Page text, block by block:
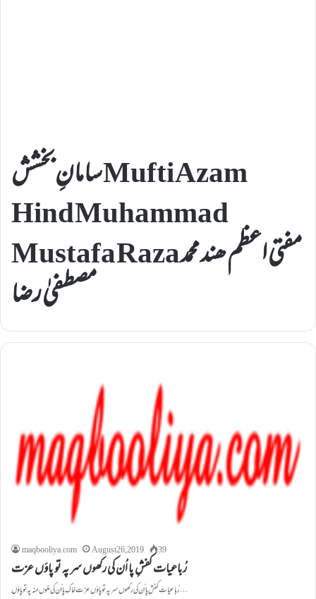
سامانِ بخشش Mufti Azam
Hind Muhammad
Mustafa Raza مفتی اعظم ھند محمد
مصطفیٰ رضا
maqbooliya.com August 26, 2019 39
رُباعیات کفشِ پا اُن کی رکھوں سر پہ تو پاؤں عزت
رُباعیات کفشِ پا اُن کی رکھوں سر پہ تو پاؤں عزت خاکِ پا اُن کی مَلوں منہ پہ تو پاؤں…